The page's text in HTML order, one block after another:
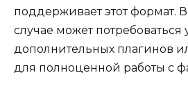
поддерживает этот формат.
случае может потребоваться
дополнительных плагинов
для полноценной работы с